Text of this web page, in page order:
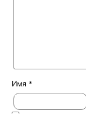
Имя *